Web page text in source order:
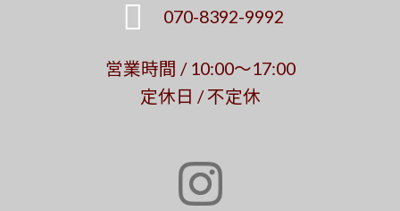
070-8392-9992
営業時間 / 10:00～17:00
定休日 / 不定休